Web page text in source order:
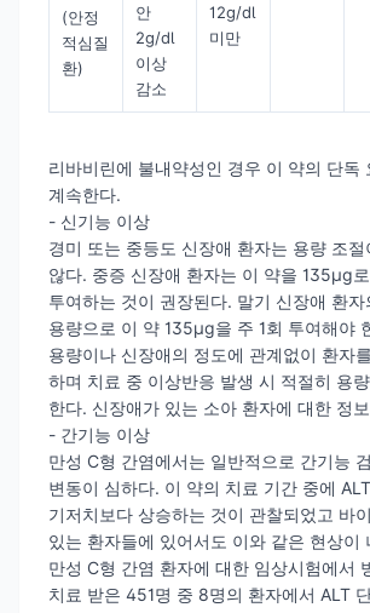
(안정
적심질
환)
안
2g/dl
이상
감소
12g/dl
미만
리바비린에 불내약성인 경우 이 약의 단독
계속한다.
- 신기능 이상
경미 또는 중등도 신장애 환자는 용량 조절
않다. 중증 신장애 환자는 이 약을 135μg
투여하는 것이 권장된다. 말기 신장애 환자
용량으로 이 약 135μg을 주 1회 투여해야
용량이나 신장애의 정도에 관계없이 환자
하며 치료 중 이상반응 발생 시 적절히 용
한다. 신장애가 있는 소아 환자에 대한 정
- 간기능 이상
만성 C형 간염에서는 일반적으로 간기능
변동이 심하다. 이 약의 치료 기간 중에
기저치보다 상승하는 것이 관찰되었고 바
있는 환자들에 있어서도 이와 같은 현상이
만성 C형 간염 환자에 대한 임상시험에서
치료 받은 451명 중 8명의 환자에서 ALT